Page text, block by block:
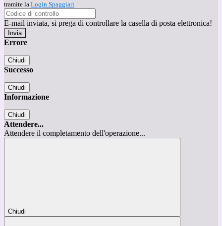
tramite la Login Spaggiari
E-mail inviata, si prega di controllare la casella di posta elettronica!
Errore
Chiudi
Successo
Chiudi
Informazione
Chiudi
Attendere...
Attendere il completamento dell'operazione...
Chiudi